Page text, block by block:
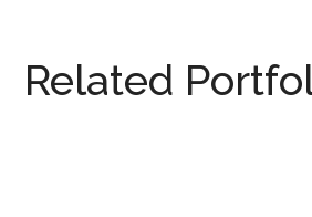
Related